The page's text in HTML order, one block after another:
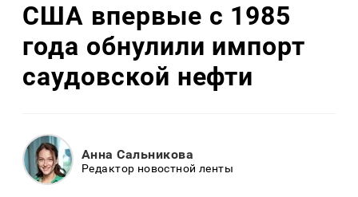
США впервые с 1985
года обнулили импорт
саудовской нефти
Анна Сальникова
Редактор новостной ленты